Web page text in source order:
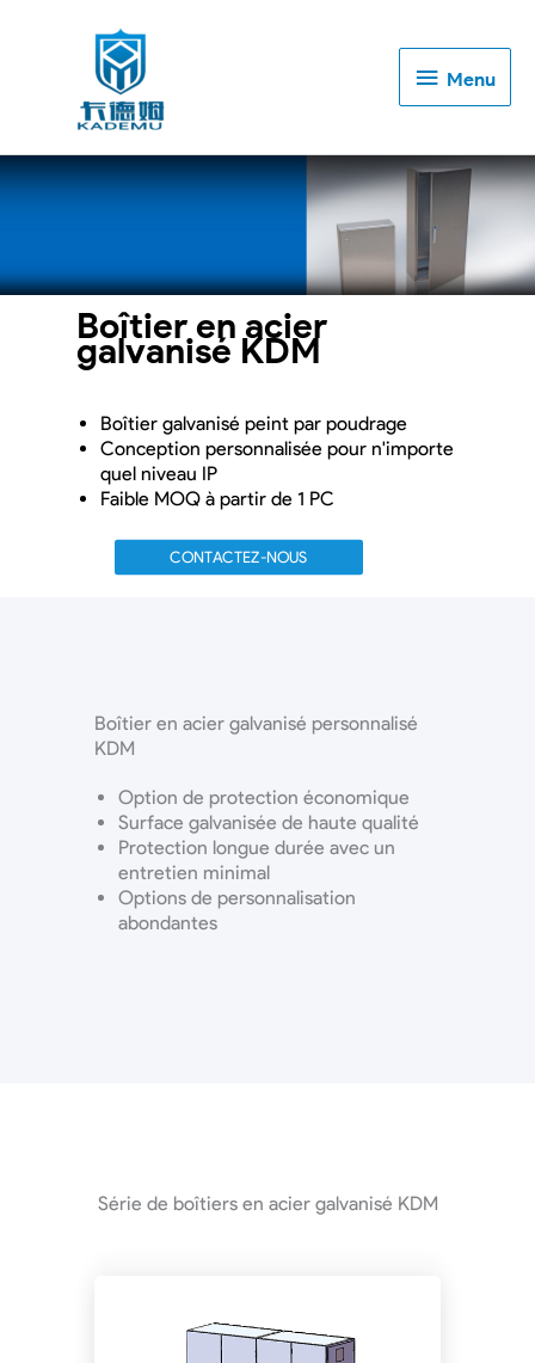
Menu
Menu
Boîtier en acier
galvanisé KDM
Boîtier galvanisé peint par poudrage
Conception personnalisée pour n'importe
quel niveau IP
Faible MOQ à partir de 1 PC
CONTACTEZ-NOUS
Boîtier en acier galvanisé personnalisé
KDM
Option de protection économique
Surface galvanisée de haute qualité
Protection longue durée avec un
entretien minimal
Options de personnalisation
abondantes
Série de boîtiers en acier galvanisé KDM